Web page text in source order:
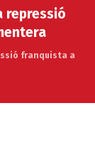
repressió
franquista a